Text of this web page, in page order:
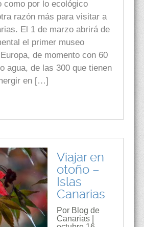
como por lo ecológico
razón más para visitar a
El 1 de marzo abrirá de
el primer museo
de momento con 60
agua, de las 300 que tienen
en […]
Viajar en
otoño –
Islas
Canarias
Por Blog de
Canarias |